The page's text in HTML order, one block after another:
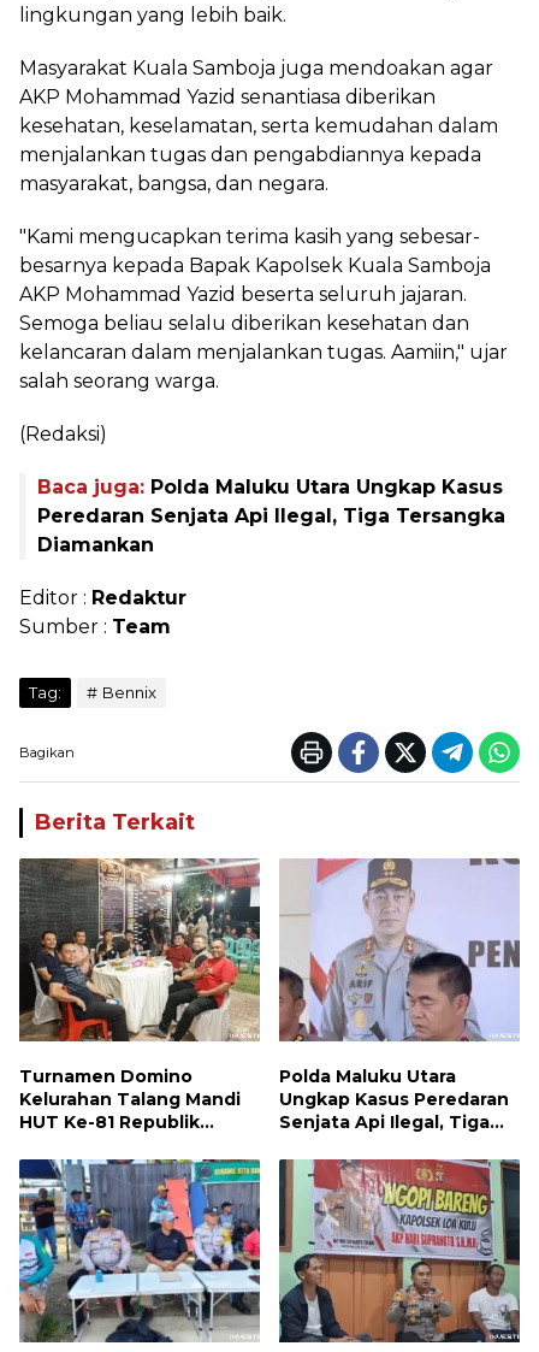
lingkungan yang lebih baik.
Masyarakat Kuala Samboja juga mendoakan agar
AKP Mohammad Yazid senantiasa diberikan
kesehatan, keselamatan, serta kemudahan dalam
menjalankan tugas dan pengabdiannya kepada
masyarakat, bangsa, dan negara.
"Kami mengucapkan terima kasih yang sebesar-
besarnya kepada Bapak Kapolsek Kuala Samboja
AKP Mohammad Yazid beserta seluruh jajaran.
Semoga beliau selalu diberikan kesehatan dan
kelancaran dalam menjalankan tugas. Aamiin," ujar
salah seorang warga.
(Redaksi)
Baca juga: Polda Maluku Utara Ungkap Kasus
Peredaran Senjata Api Ilegal, Tiga Tersangka
Diamankan
Editor : Redaktur
Sumber : Team
Tag: Bennix
Bagikan
Berita Terkait
Turnamen Domino
Kelurahan Talang Mandi
HUT Ke-81 Republik
Polda Maluku Utara
Ungkap Kasus Peredaran
Senjata Api Ilegal, Tiga